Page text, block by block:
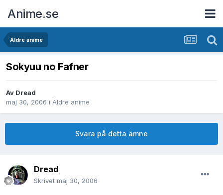
Anime.se
Äldre anime
Sokyuu no Fafner
Av Dread
maj 30, 2006 i Äldre anime
Svara på detta ämne
Dread
Skrivet maj 30, 2006